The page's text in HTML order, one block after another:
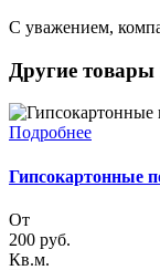
С уважением,
Другие товары
Подробнее
Гипсокартонные
От
200 руб.
Кв.м.